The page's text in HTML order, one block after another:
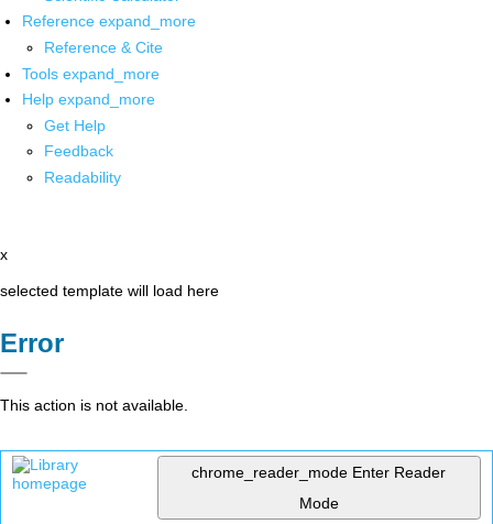
Reference expand_more
Reference & Cite
Tools expand_more
Help expand_more
Get Help
Feedback
Readability
x
selected template will load here
Error
This action is not available.
chrome_reader_mode Enter Reader
Mode